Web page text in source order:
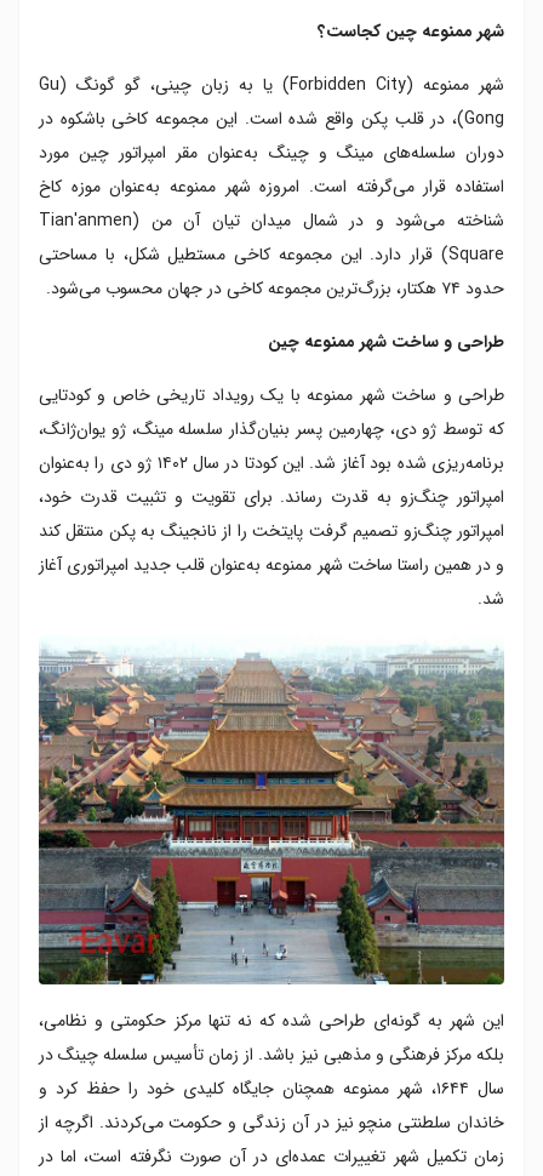
دروازه کیان کینگمن
قصر کیانکینگ گونگ
تالار جیائوتایدیان
شهر ممنوعه چین کجاست؟
شهر ممنوعه (Forbidden City) یا به زبان چینی، گو گونگ (Gu
Gong)، در قلب پکن واقع شده است. این مجموعه کاخی باشکوه در
دوران سلسله‌های مینگ و چینگ به‌عنوان مقر امپراتور چین مورد
استفاده قرار می‌گرفته است. امروزه شهر ممنوعه به‌عنوان موزه کاخ
شناخته می‌شود و در شمال میدان تیان آن من (Tian'anmen
Square) قرار دارد. این مجموعه کاخی مستطیل شکل، با مساحتی
حدود ۷۴ هکتار، بزرگ‌ترین مجموعه کاخی در جهان محسوب می‌شود.
طراحی و ساخت شهر ممنوعه چین
طراحی و ساخت شهر ممنوعه با یک رویداد تاریخی خاص و کودتایی
که توسط ژو دی، چهارمین پسر بنیان‌گذار سلسله مینگ، ژو یوان‌ژانگ،
برنامه‌ریزی شده بود آغاز شد. این کودتا در سال ۱۴۰۲ ژو دی را به‌عنوان
امپراتور چنگ‌زو به قدرت رساند. برای تقویت و تثبیت قدرت خود،
امپراتور چنگ‌زو تصمیم گرفت پایتخت را از نانجینگ به پکن منتقل کند
و در همین راستا ساخت شهر ممنوعه به‌عنوان قلب جدید امپراتوری آغاز
شد.
این شهر به گونه‌ای طراحی شده که نه تنها مرکز حکومتی و نظامی،
بلکه مرکز فرهنگی و مذهبی نیز باشد. از زمان تأسیس سلسله چینگ در
سال ۱۶۴۴، شهر ممنوعه همچنان جایگاه کلیدی خود را حفظ کرد و
خاندان سلطنتی منچو نیز در آن زندگی و حکومت می‌کردند. اگرچه از
زمان تکمیل شهر تغییرات عمده‌ای در آن صورت نگرفته است، اما در